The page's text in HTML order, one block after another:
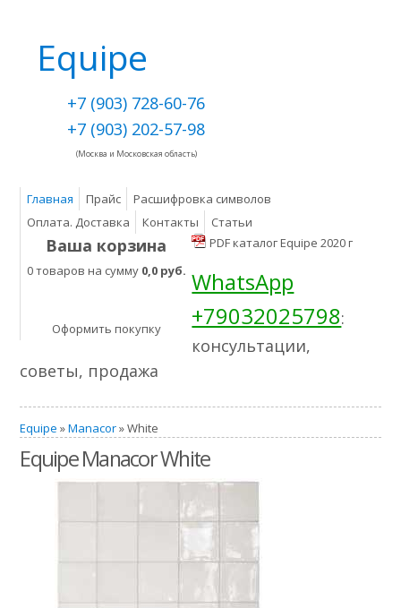
Equipe
+7 (903) 728-60-76
+7 (903) 202-57-98
(Москва и Московская область)
Главная Прайс
Расшифровка символов
Оплата. Доставка
Контакты Статьи
Ваша корзина
0 товаров на сумму 0,0 руб.
Оформить покупку
PDF каталог Equipe 2020 г
WhatsApp
+79032025798:
консультации,
советы, продажа
Equipe »Manacor» White
Equipe Manacor White